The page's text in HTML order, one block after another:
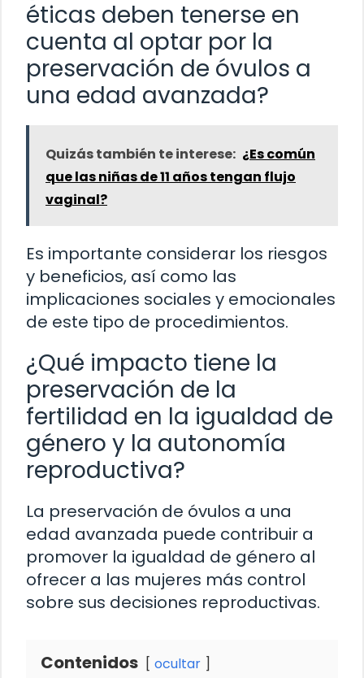
éticas deben tenerse en
cuenta al optar por la
preservación de óvulos a
una edad avanzada?
Quizás también te interese: ¿Es común
que las niñas de 11 años tengan flujo
vaginal?
Es importante considerar los riesgos
y beneficios, así como las
implicaciones sociales y emocionales
de este tipo de procedimientos.
¿Qué impacto tiene la
preservación de la
fertilidad en la igualdad de
género y la autonomía
reproductiva?
La preservación de óvulos a una
edad avanzada puede contribuir a
promover la igualdad de género al
ofrecer a las mujeres más control
sobre sus decisiones reproductivas.
Contenidos ocultar